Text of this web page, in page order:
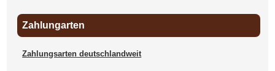
Zahlungarten
Zahlungsarten deutschlandweit